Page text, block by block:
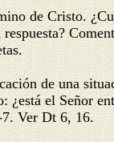
de Cristo.
de una
¿está el Señor
Ver Dt 6, 16.